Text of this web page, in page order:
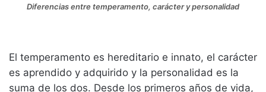
Diferencias entre temperamento, carácter y personalidad
El temperamento es hereditario e innato, el carácter
es aprendido y adquirido y la personalidad es la
suma de los dos. Desde los primeros años de vida,